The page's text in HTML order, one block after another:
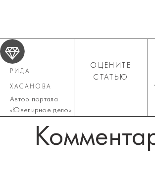
РИДА
ХАСАНОВА
Автор портала
«Ювелирное дело»
ОЦЕНИТЕ
СТАТЬЮ